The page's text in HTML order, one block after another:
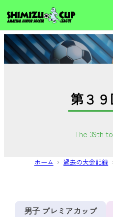
第３
The 39th
ホーム 過去の大会記録
男子 プレミアカップ